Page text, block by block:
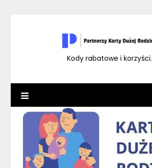
Kody rabatowe i korzyści.